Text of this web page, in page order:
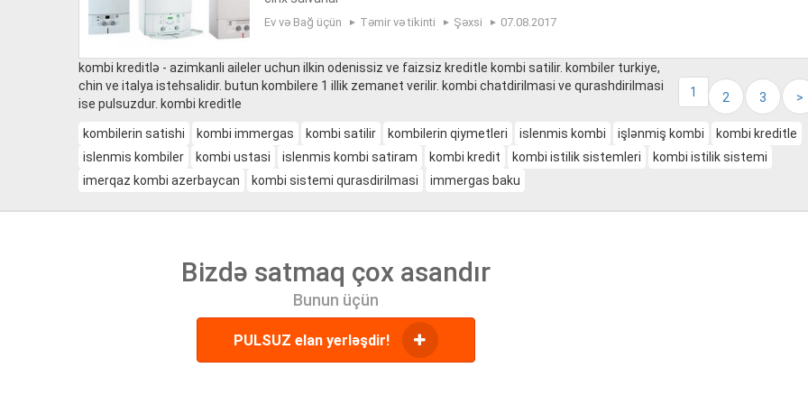
Ev və Bağ üçün Təmir və tikinti Şəxsi 07.08.2017
1 2 3 >
kombi kreditlə - azimkanli aileler uchun ilkin odenissiz ve faizsiz kreditle kombi satilir. kombiler turkiye,
chin ve italya istehsalidir. butun kombilere 1 illik zemanet verilir. kombi chatdirilmasi ve qurashdirilmasi
ise pulsuzdur. kombi kreditle
kombilerin satishi kombi immergas kombi satilir kombilerin qiymetleri islenmis kombi işlənmiş kombi
kombi kreditle
islenmis kombiler
kombi ustasi islenmis kombi satiram kombi kredit kombi istilik sistemleri
kombi istilik sistemi
imerqaz kombi azerbaycan
kombi sistemi qurasdirilmasi immergas baku
Bizdə satmaq çox asandır
Bunun üçün
PULSUZ elan yerləşdir!